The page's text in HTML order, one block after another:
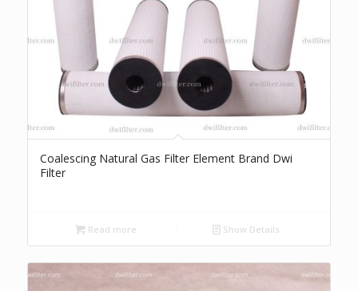
Coalescing Natural Gas Filter Element Brand Dwi
Filter
Read more Show Details